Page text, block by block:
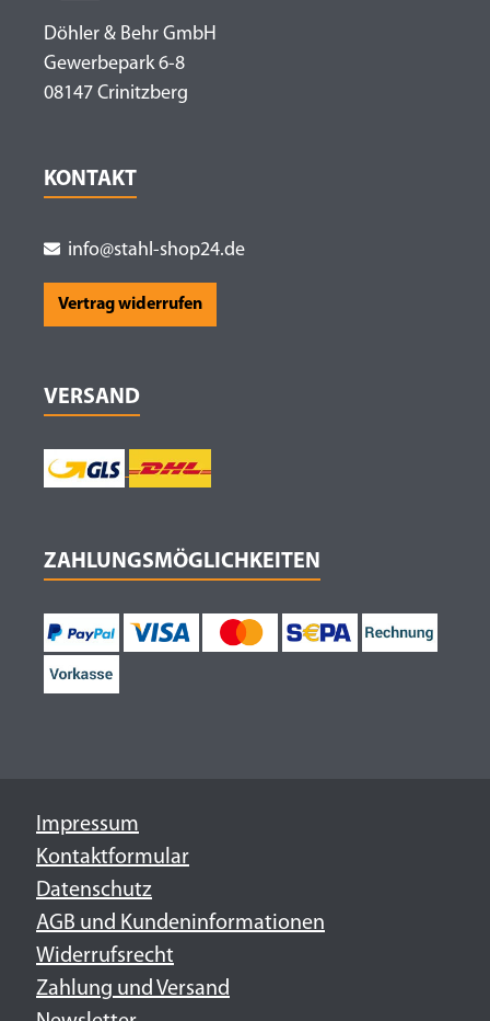
Döhler & Behr GmbH
Gewerbepark 6-8
08147 Crinitzberg
KONTAKT
info@stahl-shop24.de
Vertrag widerrufen
VERSAND
ZAHLUNGSMÖGLICHKEITEN
Impressum
Kontaktformular
Datenschutz
AGB und Kundeninformationen
Widerrufsrecht
Zahlung und Versand